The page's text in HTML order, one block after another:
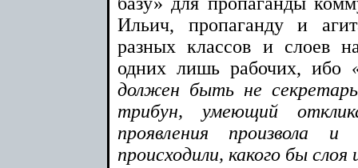
Ильич, пропаганду и
разных классов и слоев
одних лишь рабочих, ибо
должен быть не
трибун, умеющий
проявления
происходили, какого бы слоя